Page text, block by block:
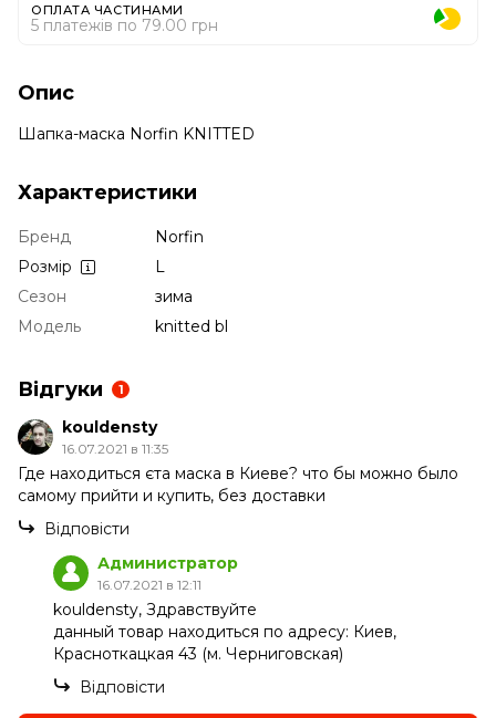
ОПЛАТА ЧАСТИНАМИ
5 платежів по 79.00 грн
Опис
Шапка-маска Norfin KNITTED
Характеристики
Бренд
Norfin
Розмір
L
Сезон
зима
Модель
knitted bl
Відгуки 1
kouldensty
16.07.2021 в 11:35
Где находиться єта маска в Киеве? что бы можно было
самому прийти и купить, без доставки
Відповісти
Администратор
16.07.2021 в 12:11
kouldensty, Здравствуйте
данный товар находиться по адресу: Киев,
Красноткацкая 43 (м. Черниговская)
Відповісти